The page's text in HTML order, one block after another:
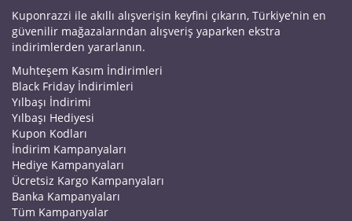
Kuponrazzi ile akıllı alışverişin keyfini çıkarın, Türkiye’nin en
güvenilir mağazalarından alışveriş yaparken ekstra
indirimlerden yararlanın.
Muhteşem Kasım İndirimleri
Black Friday İndirimleri
Yılbaşı İndirimi
Yılbaşı Hediyesi
Kupon Kodları
İndirim Kampanyaları
Hediye Kampanyaları
Ücretsiz Kargo Kampanyaları
Banka Kampanyaları
Tüm Kampanyalar